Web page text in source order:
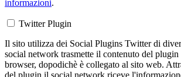
informazioni.
Twitter Plugin
Il sito utilizza dei Social Plugins Twitter di
social network trasmette il contenuto del plugin
browser, dopodichè è collegato al sito web.